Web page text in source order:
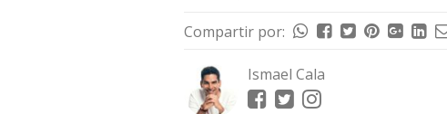
Compartir por:
Ismael Cala